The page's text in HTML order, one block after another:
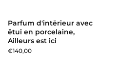
Parfum d'intērieur avec
ētui en porcelaine,
Ailleurs est ici
€140,00